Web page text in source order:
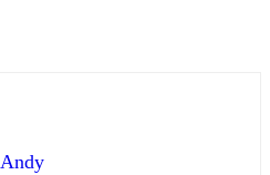
Andy